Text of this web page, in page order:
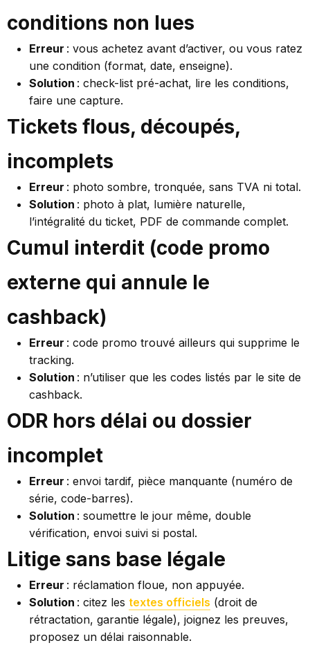
conditions non lues
Erreur : vous achetez avant d’activer, ou vous ratez
une condition (format, date, enseigne).
Solution : check-list pré-achat, lire les conditions,
faire une capture.
Tickets flous, découpés,
incomplets
Erreur : photo sombre, tronquée, sans TVA ni total.
Solution : photo à plat, lumière naturelle,
l’intégralité du ticket, PDF de commande complet.
Cumul interdit (code promo
externe qui annule le
cashback)
Erreur : code promo trouvé ailleurs qui supprime le
tracking.
Solution : n’utiliser que les codes listés par le site de
cashback.
ODR hors délai ou dossier
incomplet
Erreur : envoi tardif, pièce manquante (numéro de
série, code-barres).
Solution : soumettre le jour même, double
vérification, envoi suivi si postal.
Litige sans base légale
Erreur : réclamation floue, non appuyée.
Solution : citez les textes officiels (droit de
rétractation, garantie légale), joignez les preuves,
proposez un délai raisonnable.